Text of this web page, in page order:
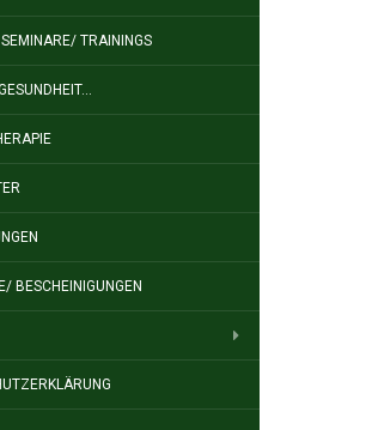
TRAININGS
BESCHEINIGUNGEN